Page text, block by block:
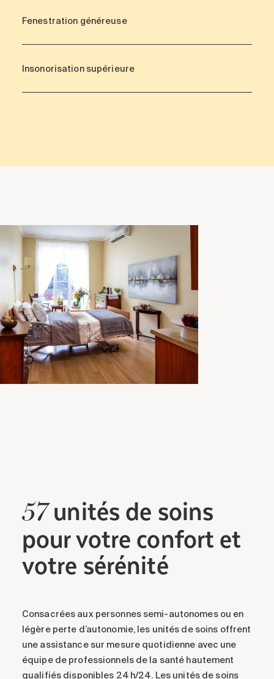
Fenestration généreuse
Insonorisation supérieure
57unitésde soins
pour votre confort et
votre sérénité
Consacrées aux personnes semi-autonomes ou en
légère perte d’autonomie, les unités de soins offrent
une assistance sur mesure quotidienne avec une
équipe de professionnels de la santé hautement
qualifiés disponibles 24 h/24. Les unités de soins